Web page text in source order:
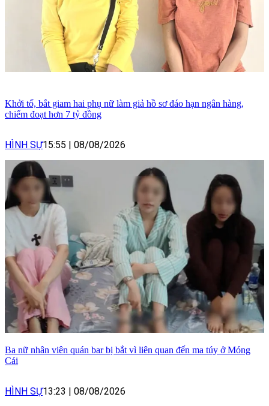
Khởi tố, bắt giam hai phụ nữ làm giả hồ sơ đáo hạn ngân hàng,
chiếm đoạt hơn 7 tỷ đồng
HÌNH SỰ15:55 | 08/08/2026
Ba nữ nhân viên quán bar bị bắt vì liên quan đến ma túy ở Móng
Cái
HÌNH SỰ13:23 | 08/08/2026